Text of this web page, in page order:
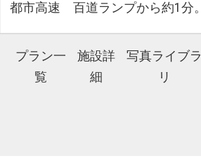
都市高速 百道ランプから約1分。
プラン一
覧
施設詳
細
写真ライブラ
リ